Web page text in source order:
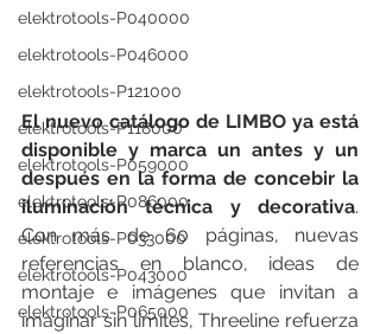
elektrotools-P040000
elektrotools-P046000
elektrotools-P121000
elektrotools-P118000
elektrotools-P059000
elektrotools-P086000
elektrotools-P033000
elektrotools-P043000
elektrotools-P065000
El nuevo catálogo de LIMBO ya está
disponible y marca un antes y un
después en la forma de concebir la
iluminación técnica y decorativa.
Con más de 60 páginas, nuevas
referencias en blanco, ideas de
montaje e imágenes que invitan a
imaginar sin límites, Threeline refuerza